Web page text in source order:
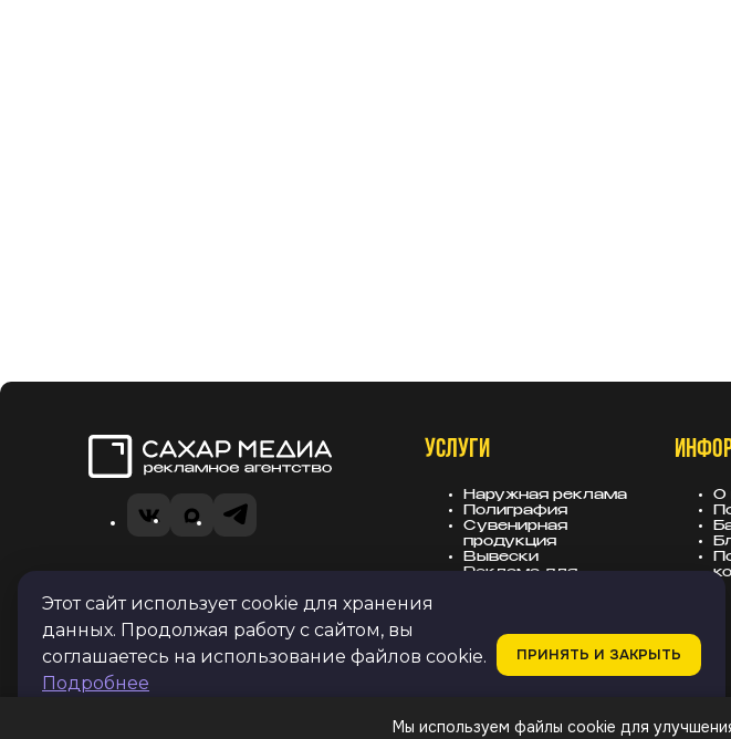
VK MAXTelegram
персональных данных
Согласие на получение рекламных
и информационных рассылок
УСЛУГИ
Наружная реклама
Полиграфия
Сувенирная
продукция
Вывески
Реклама для
О
Этот сайт использует cookie для хранения
данных. Продолжая работу с сайтом, вы
соглашаетесь на использование файлов cookie.
Подробнее
ПРИНЯТЬ И ЗАКРЫТЬ
Мы используем файлы cookie для